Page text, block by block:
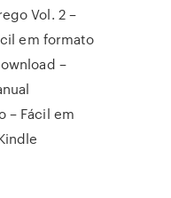
Vol. 2 –
em formato
–
– Fácil em